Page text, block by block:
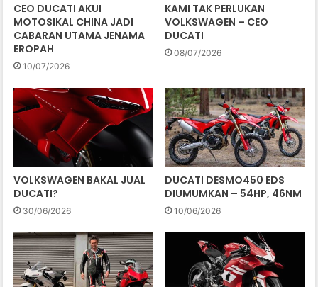
CEO DUCATI AKUI
MOTOSIKAL CHINA JADI
CABARAN UTAMA JENAMA
EROPAH
10/07/2026
KAMI TAK PERLUKAN
VOLKSWAGEN – CEO
DUCATI
08/07/2026
VOLKSWAGEN BAKAL JUAL
DUCATI?
30/06/2026
DUCATI DESMO450 EDS
DIUMUMKAN – 54HP, 46NM
10/06/2026